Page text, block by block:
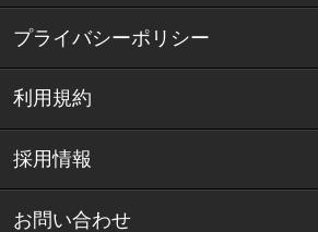
プライバシーポリシー
利用規約
採用情報
お問い合わせ